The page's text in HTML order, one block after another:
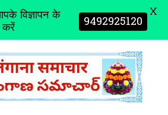
विज्ञापन के
करें 9492925120 X